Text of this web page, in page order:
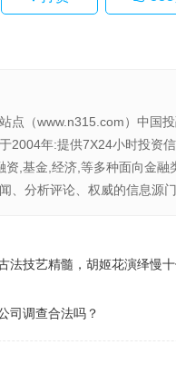
点（www.n315.com）中国
2004年:提供7X24小时投资
资,基金,经济,等多种面向金融
、分析评论、权威的信息源门
法技艺精髓，胡姬花演绎慢
司调查合法吗？